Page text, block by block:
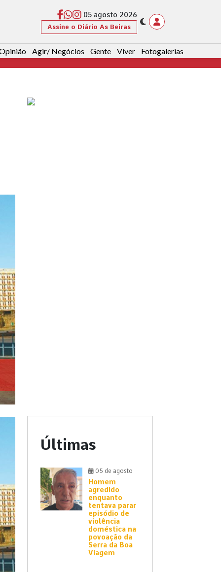
05 agosto 2026
Assine o Diário As Beiras
Agir/ Negócios Gente Viver Fotogalerias
Últimas
05 de agosto
Homem
agredido
enquanto
tentava parar
episódio de
violência
doméstica na
povoação da
Serra da Boa
Viagem